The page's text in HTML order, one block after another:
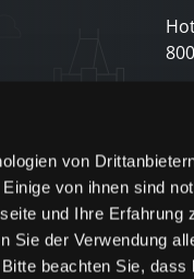
von
von ihnen sind
und Ihre Erfahrung
Sie der Verwendung
beachten Sie, dass
800